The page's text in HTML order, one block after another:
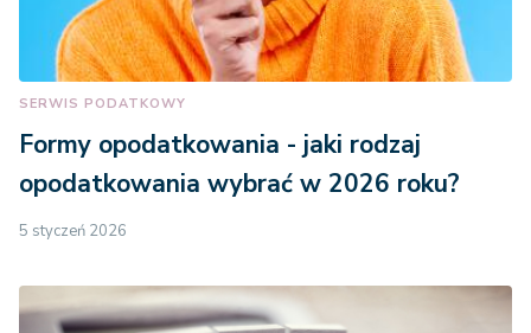
SERWIS PODATKOWY
Formy opodatkowania - jaki rodzaj
opodatkowania wybrać w 2026 roku?
5 styczeń 2026